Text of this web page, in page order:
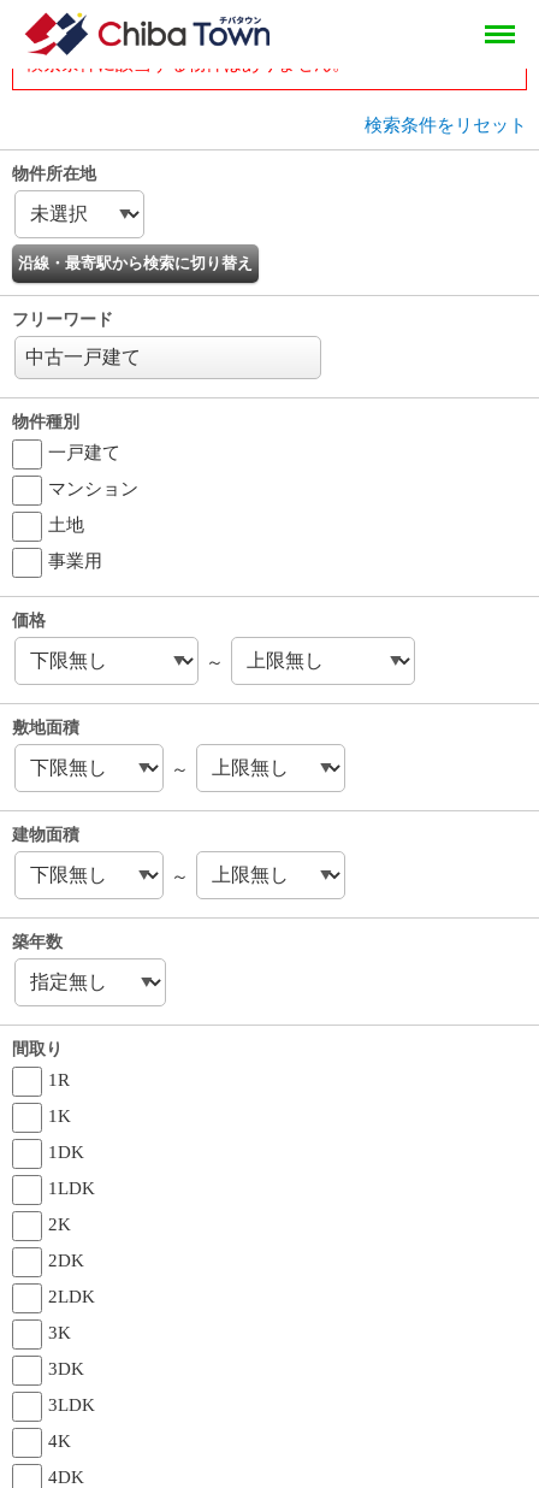
head
物件一覧
検索条件をリセット
物件所在地
フリーワード
物件種別
一戸建て
マンション
土地
事業用
価格
～
敷地面積
～
建物面積
～
築年数
間取り
1R
1K
1DK
1LDK
2K
2DK
2LDK
3K
3DK
3LDK
4K
4DK